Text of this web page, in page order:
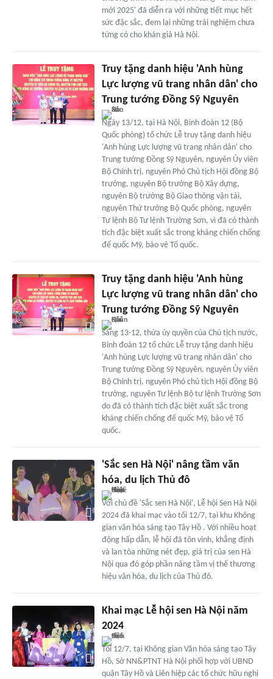
mới 2025' đã diễn ra với những tiết mục hết
sức đặc sắc, đem lại những trải nghiệm chưa
từng có cho khán giả Hà Nội.
Truy tặng danh hiệu 'Anh hùng
Lực lượng vũ trang nhân dân' cho
Trung tướng Đồng Sỹ Nguyên
Ngày 13/12, tại Hà Nội, Binh đoàn 12 (Bộ
Quốc phòng) tổ chức Lễ truy tặng danh hiệu
'Anh hùng Lực lượng vũ trang nhân dân' cho
Trung tướng Đồng Sỹ Nguyên, nguyên Ủy viên
Bộ Chính trị, nguyên Phó Chủ tịch Hội đồng Bộ
trưởng, nguyên Bộ trưởng Bộ Xây dựng,
nguyên Bộ trưởng Bộ Giao thông vận tải,
nguyên Thứ trưởng Bộ Quốc phòng, nguyên
Tư lệnh Bộ Tư lệnh Trường Sơn, vì đã có thành
tích đặc biệt xuất sắc trong kháng chiến chống
đế quốc Mỹ, bảo vệ Tổ quốc.
Truy tặng danh hiệu 'Anh hùng
Lực lượng vũ trang nhân dân' cho
Trung tướng Đồng Sỹ Nguyên
Sáng 13-12, thừa ủy quyền của Chủ tịch nước,
Binh đoàn 12 tổ chức Lễ truy tặng danh hiệu
'Anh hùng Lực lượng vũ trang nhân dân' cho
Trung tướng Đồng Sỹ Nguyên, nguyên Ủy viên
Bộ Chính trị, nguyên Phó chủ tịch Hội đồng Bộ
trưởng, nguyên Tư lệnh Bộ tư lệnh Trường Sơn
do đã có thành tích đặc biệt xuất sắc trong
kháng chiến chống đế quốc Mỹ, bảo vệ Tổ
quốc.
'Sắc sen Hà Nội' nâng tầm văn
hóa, du lịch Thủ đô
Với chủ đề 'Sắc sen Hà Nội', Lễ hội Sen Hà Nội
2024 đã khai mạc vào tối 12/7, tại khu Không
gian văn hóa sáng tạo Tây Hồ . Với nhiều hoạt
động hấp dẫn, lễ hội đã tôn vinh, khẳng định
và lan tỏa những nét đẹp, giá trị của sen Hà
Nội qua đó góp phần nâng tầm vị thế thương
hiệu văn hóa, du lịch của Thủ đô.
Khai mạc Lễ hội sen Hà Nội năm
2024
Tối 12/7, tại Không gian Văn hóa sáng tạo Tây
Hồ, Sở NN&PTNT Hà Nội phối hợp với UBND
quận Tây Hồ và Liên hiệp các tổ chức hữu nghị